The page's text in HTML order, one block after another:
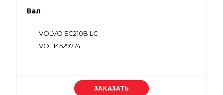
Вал
VOLVO EC210B LC
VOE14529774
Уточняйте цену